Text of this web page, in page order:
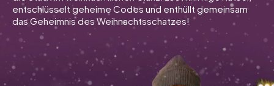
Teamevent
Tickets
INT AT CH
DE
entschlüsselt geheime Codes und enthüllt gemeinsam
das Geheimnis des Weihnachtsschatzes!